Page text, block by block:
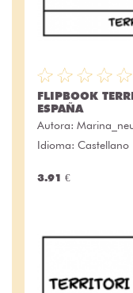
FLIPBOOK
ESPAÑA
Autora:
Idioma: Castellano
3.91 €